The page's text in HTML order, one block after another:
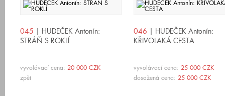
045 | HUDEČEK Antonín:
STRÁŇ S ROKLÍ
vyvolávací cena: 20 000 CZK
zpět
046 | HUDEČEK Antonín:
KŘIVOLAKÁ CESTA
vyvolávací cena: 25 000 CZK
dosažená cena: 25 000 CZK